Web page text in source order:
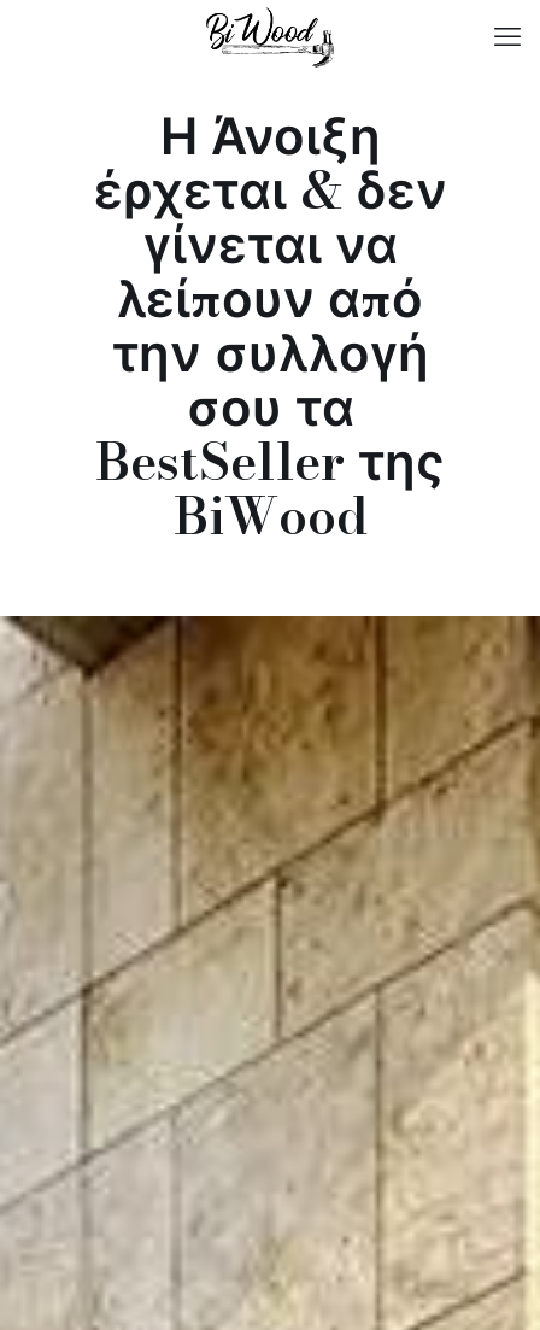
Η Άνοιξη
έρχεται & δεν
γίνεται να
λείπουν από
την συλλογή
σου τα
BestSeller της
BiWood